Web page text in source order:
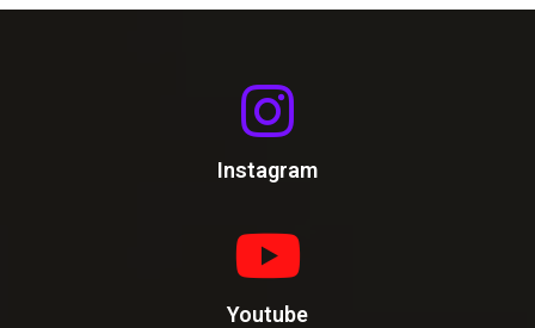
Instagram
Youtube